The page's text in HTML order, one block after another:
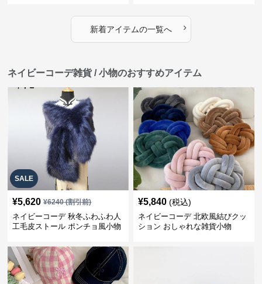
新着アイテムの一覧へ ›
ネイビーコーデ雑貨 / 小物のおすすめアイテム
SALE
¥5,620 ¥6240(割引前)
ネイビーコーデ 秋冬ふわふわ人
工毛皮ストール ポンチョ風小物
¥5,840 (税込)
ネイビーコーデ 北欧風結びクッ
ション おしゃれな雑貨小物